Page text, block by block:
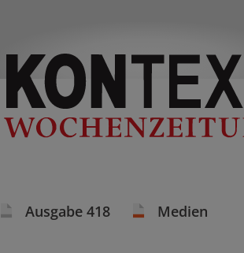
Ausgabe 418 Medien